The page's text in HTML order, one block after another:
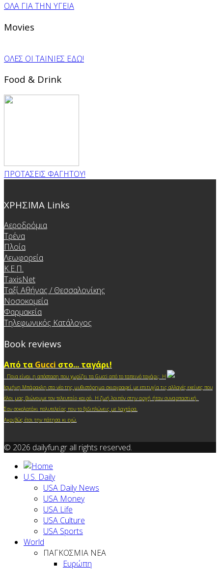
ΟΛΑ ΓΙΑ ΤΗΝ ΥΓΕΙΑ
Movies
ΟΛΕΣ ΟΙ ΤΑΙΝΙΕΣ ΕΔΩ!
Food & Drink
ΠΡΟΤΑΣΕΙΣ ΦΑΓΗΤΟΥ!
ΧΡΗΣΙΜΑ Links
Αεροδρόμια
Τρένα
Πλοία
Λεωφορεία
Κ.Ε.Π.
TaxisNet
Ταξί Αθήνας / Θεσσαλονίκης
Νοσοκομεία
Φαρμακεία
Τηλεφωνικός Κατάλογος
Book reviews
Από τα Gucci στο... ταγάρι!
Ποια είναι η απόσταση που χωρίζει τα Gucci από το ταπεινό ταγάρι; Η
Ισμήνη Μπάρακλη στο νέο της μυθιστόρημα σκιαγραφεί με επιτυχία τις αλλαγές εκείνες που
όλοι μας βιώνουμε τον τελευταίο καιρό. Η ζωή λοιπόν στην αρχή ήταν συναρπαστική.
Σαν σοκολατάκι πολυτελείας που το ξεδιπλώνεις με λαχτάρα.
Ακριβώς έτσι την πάτησα κι εγώ.
© 2026 dailyfun.gr all rights reserved.
U.S. Daily
USA Daily News
USA Money
USA Life
USA Culture
USA Sports
World
ΠΑΓΚΟΣΜΙΑ ΝΕΑ
Ευρώπη